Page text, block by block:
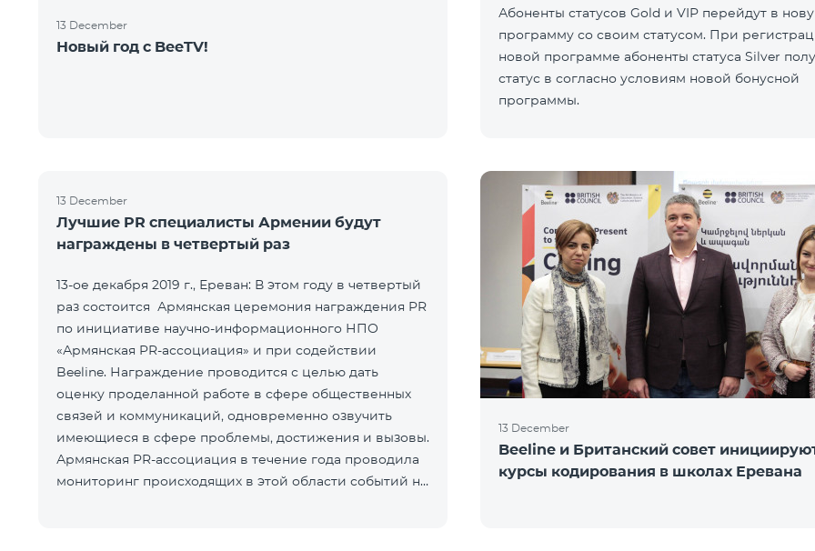
13 December
Новый год с BeeTV!
Абоненты статусов Gold и VIP перейдут в
программу со своим статусом. При
новой программе абоненты статуса Silver
статус в согласно условиям новой бонусной
программы.
13 December
Лучшие PR специалисты Армении будут
награждены в четвертый раз
13-ое декабря 2019 г., Ереван: В этом году в четвертый
раз состоится Армянская церемония награждения PR
по инициативе научно-информационного НПО
«Армянская PR-ассоциация» и при содействии
Beeline. Награждение проводится с целью дать
оценку проделанной работе в сфере общественных
связей и коммуникаций, одновременно озвучить
имеющиеся в сфере проблемы, достижения и вызовы.
Армянская PR-ассоциация в течение года проводила
мониторинг происходящих в этой области событий на
13 December
Beeline и Британский совет
курсы кодирования в школах Еревана